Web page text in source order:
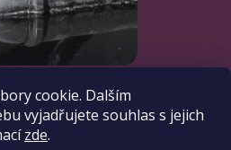
cookie. Dalším
vyjadřujete souhlas s jejich
zde.